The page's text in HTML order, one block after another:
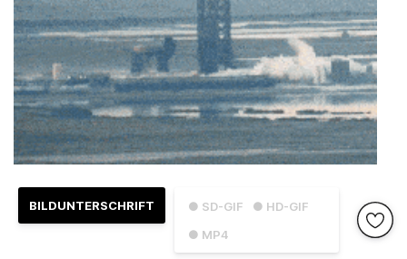
● SD-GIF
● HD-GIF
● MP4
BILDUNTERSCHRIFT